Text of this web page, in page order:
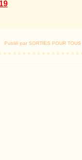
Publié par SORTIES POUR TOUS